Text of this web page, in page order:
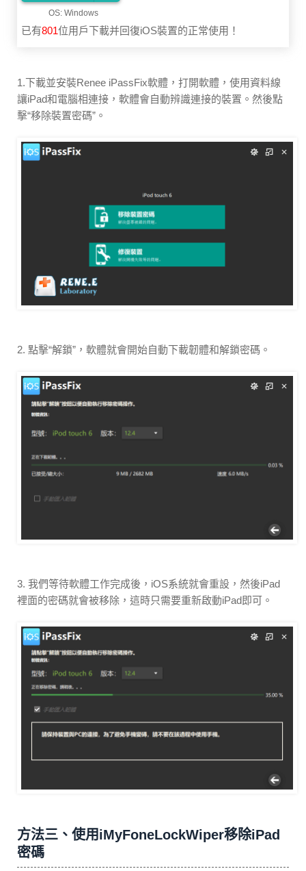
已有801位用戶下載并回復iOS裝置的正常使用！
1.下載並安裝Renee iPassFix軟體，打開軟體，使用資料線
讓iPad和電腦相連接，軟體會自動辨識連接的裝置。然後點
擊“移除裝置密碼”。
2. 點擊“解鎖”，軟體就會開始自動下載韌體和解鎖密碼。
3. 我們等待軟體工作完成後，iOS系統就會重設，然後iPad
裡面的密碼就會被移除，這時只需要重新啟動iPad即可。
方法三、使用iMyFoneLockWiper移除iPad
密碼